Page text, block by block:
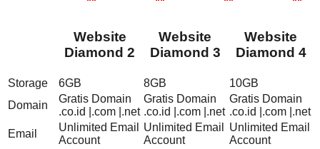
Website
Diamond 2
Website
Diamond 3
Website
Diamond 4
Storage 6GB 8GB
10GB
Domain
Gratis Domain
.co.id |.com |.net
Gratis Domain
.co.id |.com |.net
Gratis Domain
.co.id |.com |.net
Email
Unlimited Email
Account
Unlimited Email
Account
Unlimited Email
Account